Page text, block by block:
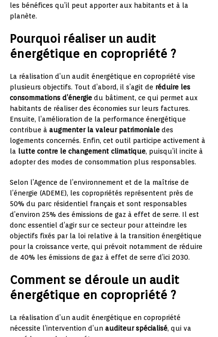
les bénéfices qu’il peut apporter aux habitants et à la
planète.
Pourquoi réaliser un audit
énergétique en copropriété ?
La réalisation d’un audit énergétique en copropriété vise
plusieurs objectifs. Tout d’abord, il s’agit de réduire les
consommations d’énergie du bâtiment, ce qui permet aux
habitants de réaliser des économies sur leurs factures.
Ensuite, l’amélioration de la performance énergétique
contribue à augmenter la valeur patrimoniale des
logements concernés. Enfin, cet outil participe activement à
la lutte contre le changement climatique, puisqu’il incite à
adopter des modes de consommation plus responsables.
Selon l’Agence de l’environnement et de la maîtrise de
l’énergie (ADEME), les copropriétés représentent près de
50% du parc résidentiel français et sont responsables
d’environ 25% des émissions de gaz à effet de serre. Il est
donc essentiel d’agir sur ce secteur pour atteindre les
objectifs fixés par la loi relative à la transition énergétique
pour la croissance verte, qui prévoit notamment de réduire
de 40% les émissions de gaz à effet de serre d’ici 2030.
Comment se déroule un audit
énergétique en copropriété ?
La réalisation d’un audit énergétique en copropriété
nécessite l’intervention d’un auditeur spécialisé, qui va